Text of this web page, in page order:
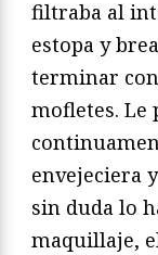
filtraba al
estopa y
terminar
mofletes. Le
envejeciera
sin duda lo
maquillaje,